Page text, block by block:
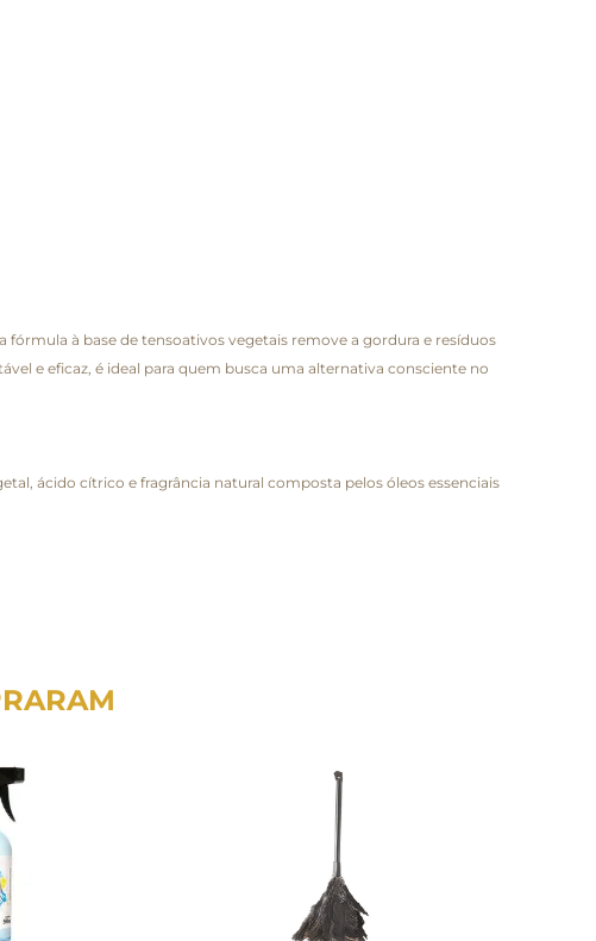
à base de tensoativos vegetais remove a gordura e resíduos
e eficaz, é ideal para quem busca uma alternativa consciente no
ácido cítrico e fragrância natural composta pelos óleos essenciais